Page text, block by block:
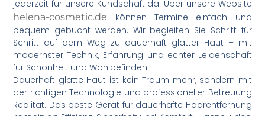
jederzeit für unsere Kundschaft da. Über unsere Website
helena-cosmetic.de können Termine einfach und
bequem gebucht werden. Wir begleiten Sie Schritt für
Schritt auf dem Weg zu dauerhaft glatter Haut – mit
modernster Technik, Erfahrung und echter Leidenschaft
für Schönheit und Wohlbefinden.
Dauerhaft glatte Haut ist kein Traum mehr, sondern mit
der richtigen Technologie und professioneller Betreuung
Realität. Das beste Gerät für dauerhafte Haarentfernung